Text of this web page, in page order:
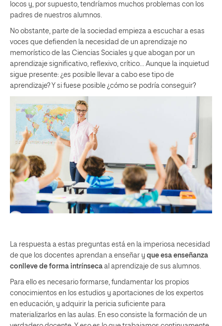
locos y, por supuesto, tendríamos muchos problemas con los
padres de nuestros alumnos.
No obstante, parte de la sociedad empieza a escuchar a esas
voces que defienden la necesidad de un aprendizaje no
memorístico de las Ciencias Sociales y que abogan por un
aprendizaje significativo, reflexivo, crítico… Aunque la inquietud
sigue presente: ¿es posible llevar a cabo ese tipo de
aprendizaje? Y si fuese posible ¿cómo se podría conseguir?
La respuesta a estas preguntas está en la imperiosa necesidad
de que los docentes aprendan a enseñar y que esa enseñanza
conlleve de forma intrínseca al aprendizaje de sus alumnos.
Para ello es necesario formarse, fundamentar los propios
conocimientos en los estudios y aportaciones de los expertos
en educación, y adquirir la pericia suficiente para
materializarlos en las aulas. En eso consiste la formación de un